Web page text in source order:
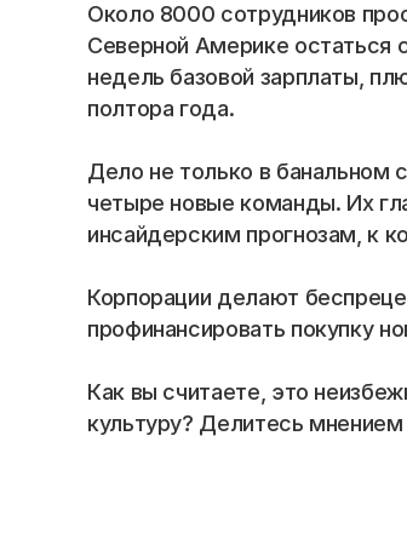
Careers
COMMUNITY
Около 8000 сотрудников
Северной Америке остаться
недель базовой зарплаты,
полтора года.
Дело не только в банальном
четыре новые команды. Их
инсайдерским прогнозам, к
Корпорации делают
профинансировать покупку
Как вы считаете, это
культуру? Делитесь